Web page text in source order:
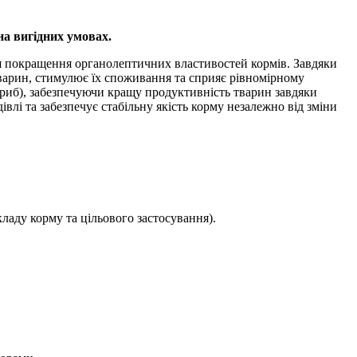
вигідних умовах.
органолептичних властивостей кормів. Завдяки
стимулює їх споживання та сприяє рівномірному
забезпечуючи кращу продуктивність тварин завдяки
та забезпечує стабільну якість корму незалежно від зміни
корму та цільового застосування).